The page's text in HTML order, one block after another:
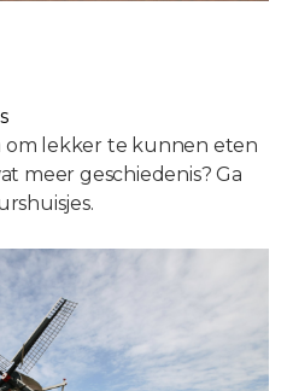
lekker te kunnen eten
meer geschiedenis? Ga